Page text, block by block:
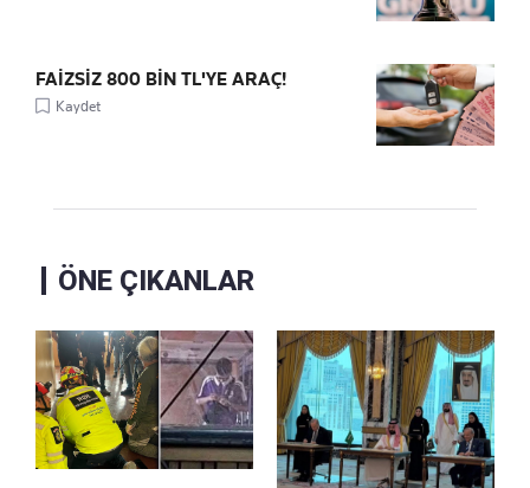
FAİZSİZ 800 BİN TL'YE ARAÇ!
Kaydet
ÖNE ÇIKANLAR